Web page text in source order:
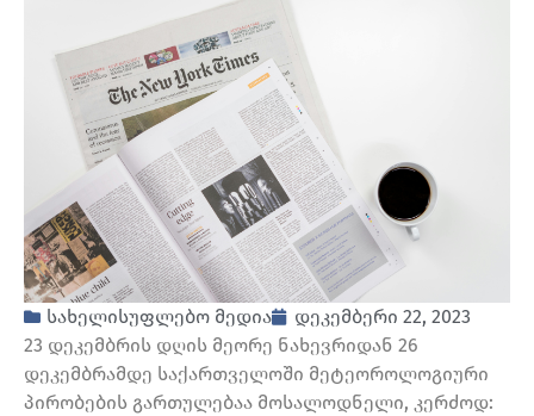
სახელისუფლებო მედია
დეკემბერი 22, 2023
23 დეკემბრის დღის მეორე ნახევრიდან 26
დეკემბრამდე საქართველოში მეტეოროლოგიური
პირობების გართულებაა მოსალოდნელი, კერძოდ: